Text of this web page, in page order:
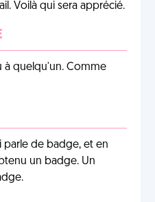
Voilà qui sera apprécié.
à quelqu'un. Comme
parle de badge, et en
un badge. Un